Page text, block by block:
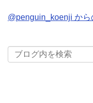
@penguin_koenji から